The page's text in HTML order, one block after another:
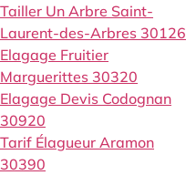
Tailler Un Arbre Saint-
Laurent-des-Arbres 30126
Elagage Fruitier
Marguerittes 30320
Elagage Devis Codognan
30920
Tarif Élagueur Aramon
30390